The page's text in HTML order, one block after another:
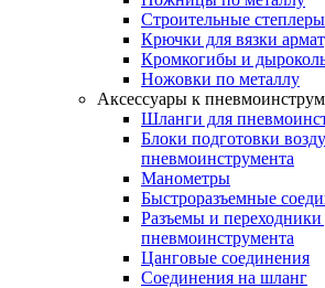
Строительные степлеры
Крючки для вязки
Кромкогибы и
Ножовки по металлу
Аксессуары к
Шланги для
Блоки подготовки
пневмоинструмента
Манометры
Быстроразъемные
Разъемы и переходники
пневмоинструмента
Цанговые соединения
Соединения на шланг